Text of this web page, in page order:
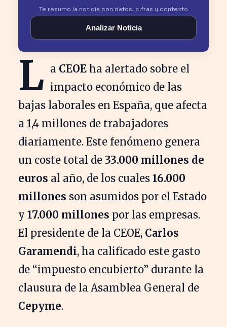
Te resumo la noticia con datos, cifras y contexto
Analizar Noticia
L a CEOE ha alertado sobre el
impacto económico de las
bajas laborales en España, que afecta
a 1,4 millones de trabajadores
diariamente. Este fenómeno genera
un coste total de 33.000 millones de
euros al año, de los cuales 16.000
millones son asumidos por el Estado
y 17.000 millones por las empresas.
El presidente de la CEOE, Carlos
Garamendi, ha calificado este gasto
de “impuesto encubierto” durante la
clausura de la Asamblea General de
Cepyme.